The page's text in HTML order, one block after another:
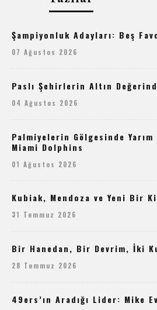
Şampiyonluk Adayları: Beş
07 Ağustos 2026
Paslı Şehirlerin Altın
04 Ağustos 2026
Palmiyelerin Gölgesinde
Miami Dolphins
01 Ağustos 2026
Kubiak, Mendoza ve Yeni Bir
31 Temmuz 2026
Bir Hanedan, Bir Devrim, İki
28 Temmuz 2026
49ers’ın Aradığı Lider: Mike